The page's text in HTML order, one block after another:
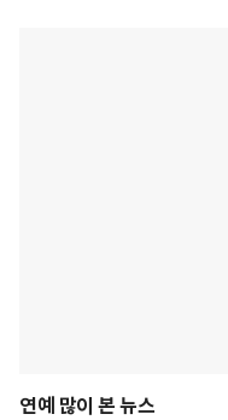
연예 많이 본 뉴스